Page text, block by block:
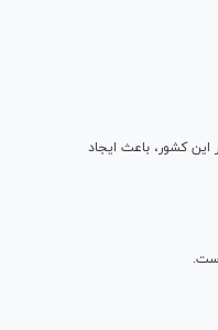
در این کشور، باعث ایجاد